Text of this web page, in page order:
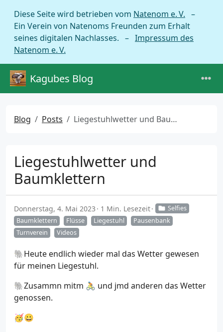
Diese Seite wird betrieben vom Natenom e. V. –
Ein Verein von Natenoms Freunden zum Erhalt
seines digitalen Nachlasses. – Impressum des
Natenom e. V.
Kagubes Blog
Blog Posts Liegestuhlwetter und Baumklettern
Liegestuhlwetter und
Baumklettern
Donnerstag, 4. Mai 2023 1 Min. Lesezeit
Selfies
Baumklettern
Flüsse Liegestuhl
Pausenbank
Turnverein
Videos
🐘Heute endlich wieder mal das Wetter gewesen
für meinen Liegestuhl.
🐘Zusammn mitm 🚴 und jmd anderen das Wetter
genossen.
🥳😀